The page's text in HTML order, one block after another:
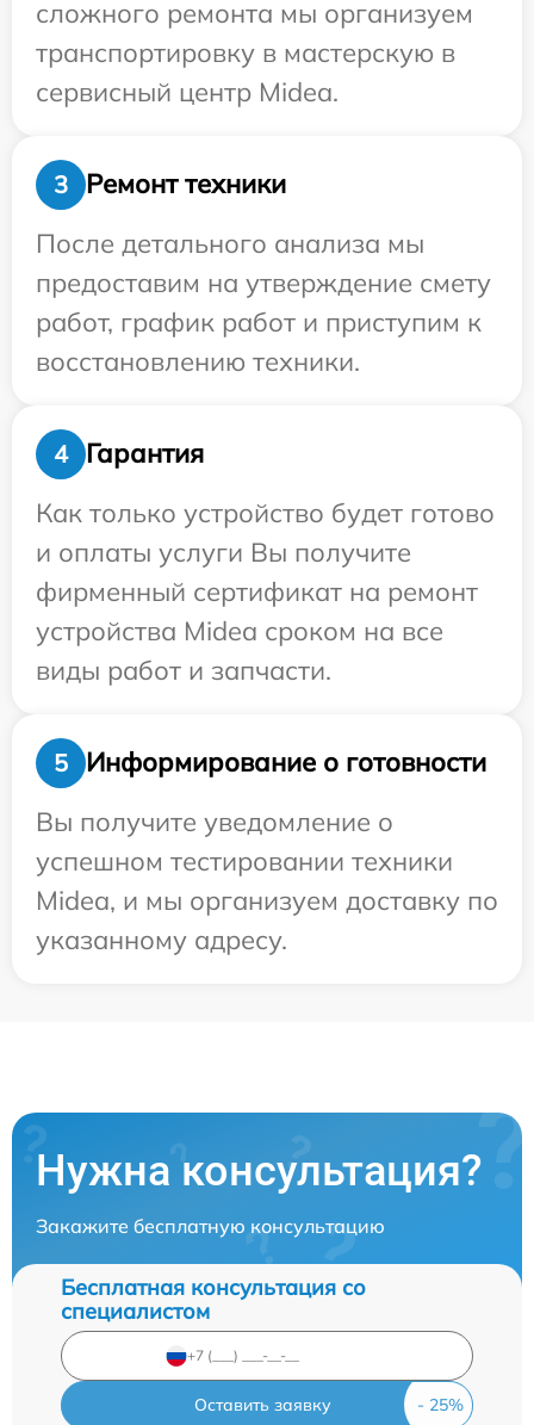
сложного ремонта мы организуем
транспортировку в мастерскую в
сервисный центр Midea.
3
Ремонт техники
После детального анализа мы
предоставим на утверждение смету
работ, график работ и приступим к
восстановлению техники.
4
Гарантия
Как только устройство будет готово
и оплаты услуги Вы получите
фирменный сертификат на ремонт
устройства Midea сроком на все
виды работ и запчасти.
5
Информирование о готовности
Вы получите уведомление о
успешном тестировании техники
Midea, и мы организуем доставку по
указанному адресу.
Нужна консультация?
Закажите бесплатную консультацию
Бесплатная консультация со
специалистом
Оставить заявку